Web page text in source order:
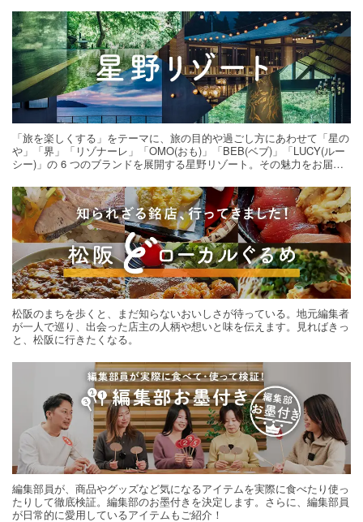
「旅を楽しくする」をテーマに、旅の目的や過ごし方にあわせて「星の
や」「界」「リゾナーレ」「OMO(おも)」「BEB(ベブ)」「LUCY(ルー
シー)」の 6 つのブランドを展開する星野リゾート。その魅力をお届け
松阪のまちを歩くと、まだ知らないおいしさが待っている。地元編集者
が一人で巡り、出会った店主の人柄や想いと味を伝えます。見ればきっ
と、松阪に行きたくなる。
編集部員が、商品やグッズなど気になるアイテムを実際に食べたり使っ
たりして徹底検証。編集部のお墨付きを決定します。さらに、編集部員
が日常的に愛用しているアイテムもご紹介！